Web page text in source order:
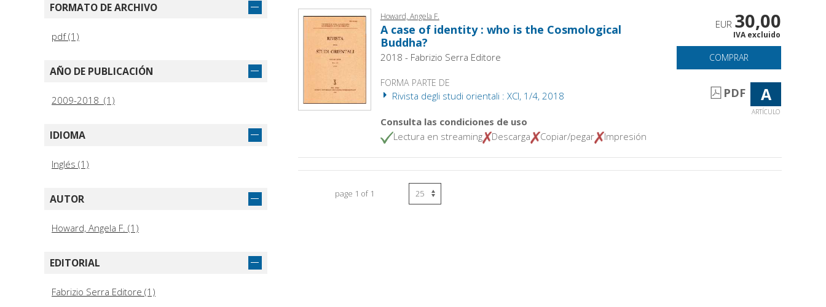
FORMATO DE ARCHIVO
pdf (1)
AÑO DE PUBLICACIÓN
2009-2018 (1)
IDIOMA
Inglés (1)
AUTOR
Howard, Angela F. (1)
EDITORIAL
Fabrizio Serra Editore (1)
Howard, Angela F.
A case of identity : who is the Cosmological
Buddha?
2018 - Fabrizio Serra Editore
FORMA PARTE DE
Rivista degli studi orientali : XCI, 1/4, 2018
Consulta las condiciones de uso
Lectura en streaming
Descarga Copiar/pegar Impresión
EUR 30,00
IVA excluido
COMPRAR
PDF A
ARTÍCULO
page 1 of 1